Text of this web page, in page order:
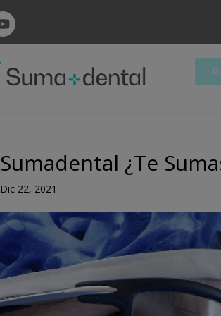
Sumadental ¿Te
Dic 22, 2021